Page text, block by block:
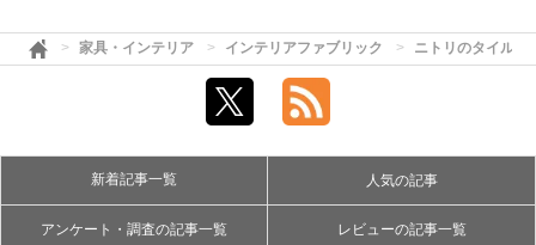
家具・インテリア インテリアファブリック ニトリのタイルカ
新着記事一覧 人気の記事
アンケート・調査の記事一覧 レビューの記事一覧